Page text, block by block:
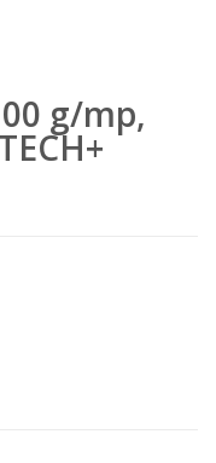
g/mp,